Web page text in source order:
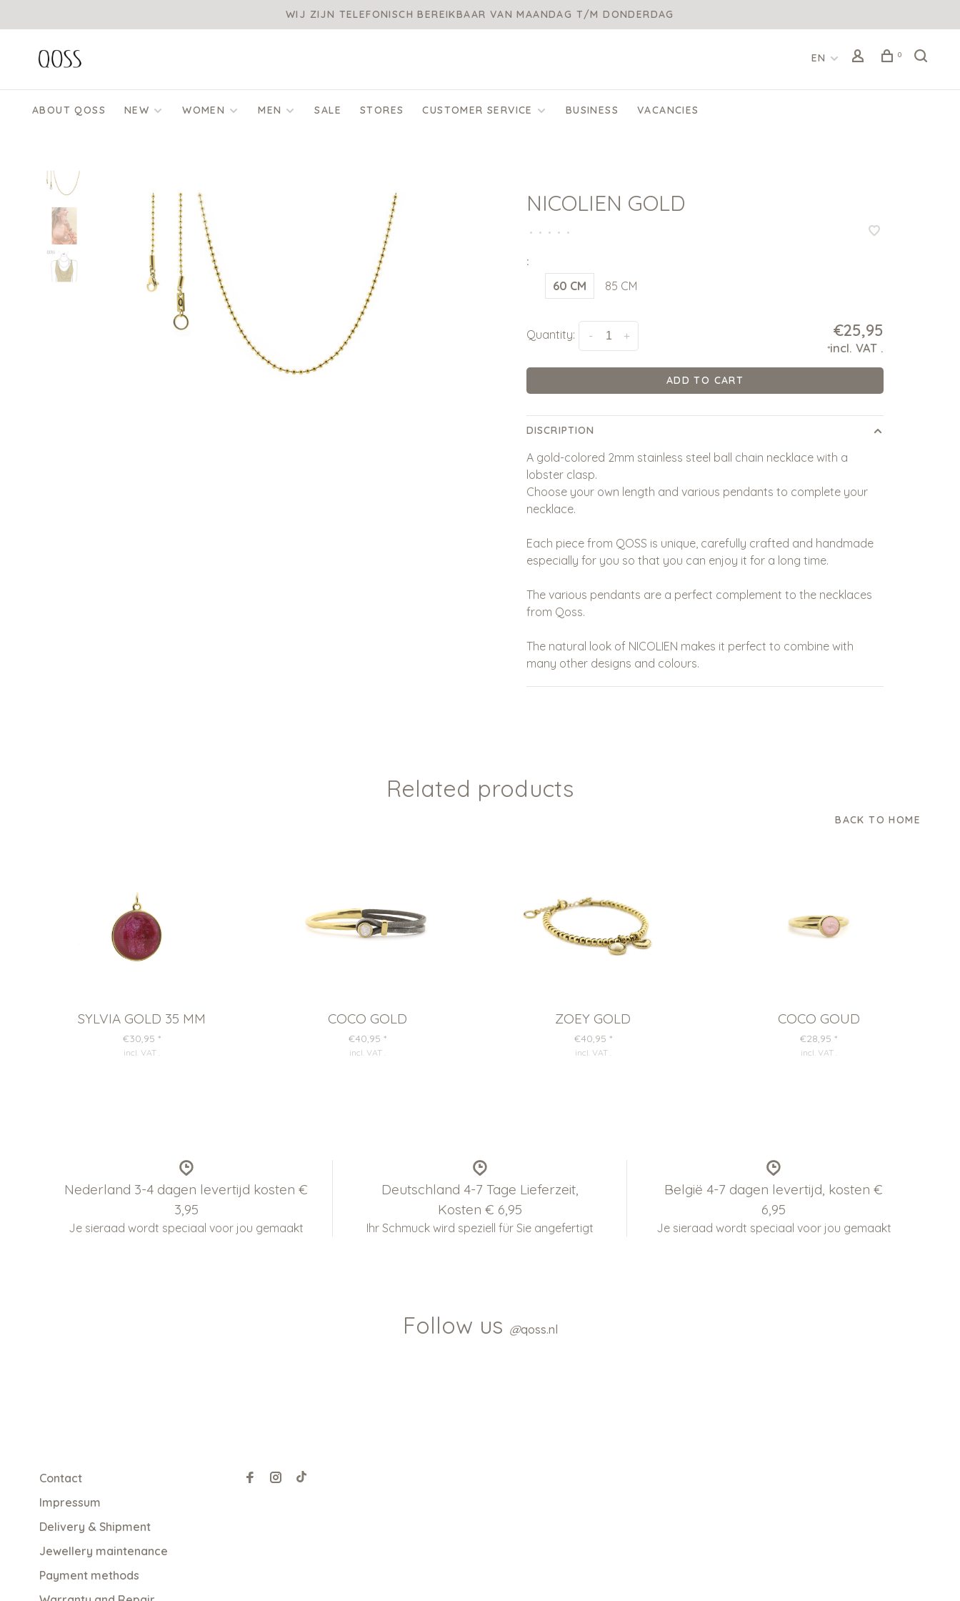
WIJ ZIJN TELEFONISCH BEREIKBAAR VAN MAANDAG T/M DONDERDAG
EN 0
ABOUT QOSS NEW WOMEN MEN SALE STORES CUSTOMER SERVICE BUSINESS VACANCIES
NICOLIEN GOLD
• • • • •
:
60 CM 85 CM
Quantity: +
- €25,95
*incl. VAT .
ADD TO CART
DISCRIPTION
A gold-colored 2mm stainless steel ball chain necklace with a
lobster clasp.
Choose your own length and various pendants to complete your
necklace.
Each piece from QOSS is unique, carefully crafted and handmade
especially for you so that you can enjoy it for a long time.
The various pendants are a perfect complement to the necklaces
from Qoss.
The natural look of NICOLIEN makes it perfect to combine with
many other designs and colours.
Related products
BACK TO HOME
SYLVIA GOLD 35 MM
€30,95 *
incl. VAT
COCO GOLD
€40,95 *
incl. VAT
ZOEY GOLD
€40,95 *
incl. VAT
COCO GOUD
€28,95 *
incl. VAT
Nederland 3-4 dagen levertijd kosten €
3,95
Je sieraad wordt speciaal voor jou gemaakt
Deutschland 4-7 Tage Lieferzeit,
Kosten € 6,95
Ihr Schmuck wird speziell für Sie angefertigt
België 4-7 dagen levertijd, kosten €
6,95
Je sieraad wordt speciaal voor jou gemaakt
Follow us @qoss.nl
Contact
Impressum
Delivery & Shipment
Jewellery maintenance
Payment methods